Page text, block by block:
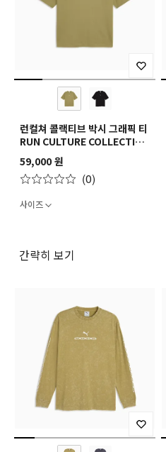
런컬쳐 콜랙티브 박시 그래픽 티
RUN CULTURE COLLECTIVE
Boxy Graphic Tee
59,000 원
(0)
사이즈
간략히 보기